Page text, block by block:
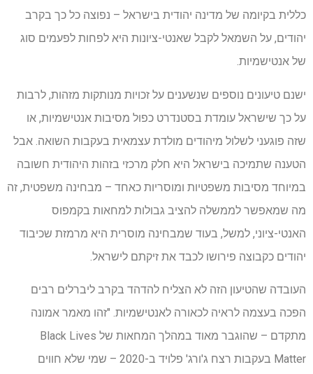
כללית בקיומה של מדינה יהודית בישראל – נפוצה כל כך בקרב
יהודים, על השמאל לקבל שאנטי-ציונות היא לפחות לפעמים סוג
של אנטישמיות.
ישנם טיעונים נוספים שנשענים על זכויות מנותקות מזהות, לרבות
על כך שישראל עומדת בסטנדרט כפול מסיבות אנטישמיות, או
שזה פוגעני לשלול מיהודים מולדת עצמאית בעקבות השואה. אבל
הטענה שתמיכה בישראל היא חלק מרכזי בזהות היהודית חשובה
במיוחד מסיבות משפטיות ומוסריות כאחד – מבחינה משפטית, זה
מה שמאפשר לממשלה להציב גבולות למחאות בקמפוס
האנטי-ציוני, למשל, בעוד שמבחינה מוסרית היא מרמזת שכיבוד
יהודים כקבוצה פירושו לכבד את זיקתם לישראל.
העובדה שהטיעון הזה לא הצליח להדהד בקרב ליברלים רבים
הפכה בעצמה לראיה לכאורה לאנטישמיות. "זהו מאמר אמונה
מתקדם – שהוגבר מאוד במהלך המחאות של Black Lives
Matter בעקבות רצח ג'ורג' פלויד ב-2020 – שמי שלא חווים